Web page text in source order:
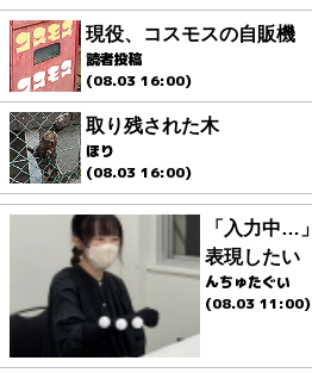
現役、コスモスの自販機
読者投稿
(08.03 16:00)
取り残された木
ほり
(08.03 16:00)
「入力中…
表現したい
んちゅたぐい
(08.03 11:00)